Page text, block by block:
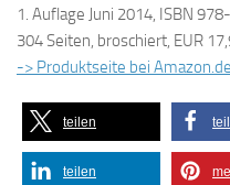
1. Auflage Juni 2014, ISBN
304 Seiten, broschiert, EUR
-> Produktseite bei Amazon.de
teilen
teilen